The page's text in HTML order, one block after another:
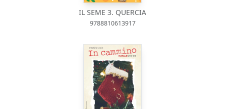
IL SEME 3. QUERCIA
9788810613917